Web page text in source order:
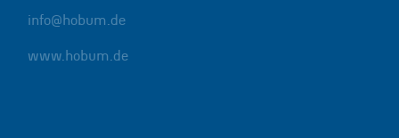
info@hobum.de
www.hobum.de